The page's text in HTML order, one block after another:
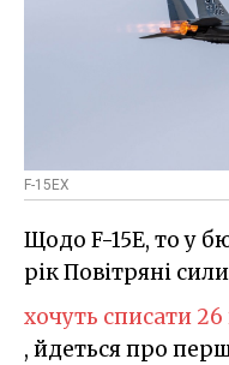
F-15EX
Щодо F-15E, то у
рік Повітряні
хочуть списати 26
, йдеться про